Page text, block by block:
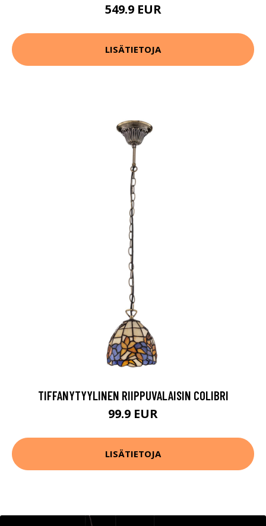
549.9 EUR
LISÄTIETOJA
TIFFANYTYYLINEN RIIPPUVALAISIN COLIBRI
99.9 EUR
LISÄTIETOJA